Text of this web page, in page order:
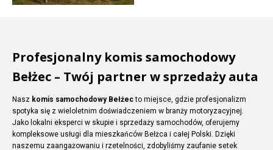
Profesjonalny komis samochodowy
Bełżec – Twój partner w sprzedaży auta
Nasz komis samochodowy Bełżecto miejsce, gdzie profesjonalizm
spotyka się z wieloletnim doświadczeniem w branży motoryzacyjnej.
Jako lokalni eksperci w skupie i sprzedaży samochodów, oferujemy
kompleksowe usługi dla mieszkańców Bełżca i całej Polski. Dzięki
naszemu zaangażowaniu i rzetelności, zdobyliśmy zaufanie setek